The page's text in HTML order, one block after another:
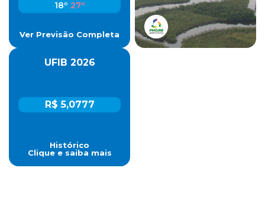
18º 27º
Ver Previsão Completa
UFIB 2026
R$ 5,0777
Histórico
Clique e saiba mais